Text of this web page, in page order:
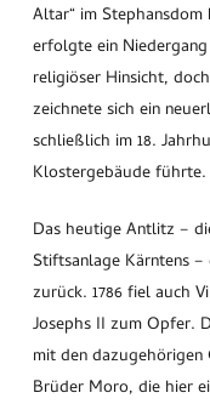
Altar“ im
erfolgte ein
religiöser Hinsicht,
zeichnete sich ein
schließlich im 18.
Klostergebäude führte.
Das heutige Antlitz –
Stiftsanlage Kärntens
zurück. 1786 fiel auch
Josephs II zum Opfer.
mit den dazugehörigen
Brüder Moro, die hier